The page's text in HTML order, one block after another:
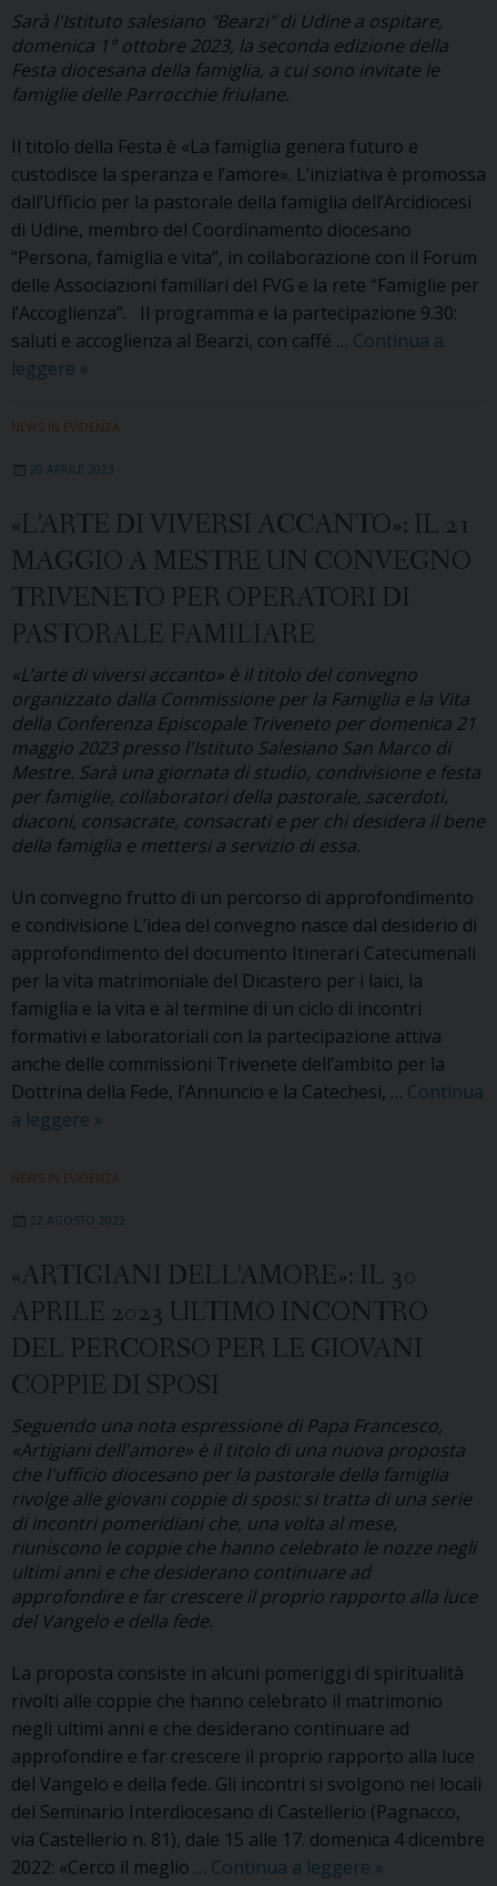
il
sacramento
del
Sarà l'Istituto salesiano "Bearzi" di Udine a ospitare,
domenica 1° ottobre 2023, la seconda edizione della
Festa diocesana della famiglia, a cui sono invitate le
famiglie delle Parrocchie friulane.
Il titolo della Festa è «La famiglia genera futuro e
custodisce la speranza e l’amore». L’iniziativa è promossa
dall’Ufficio per la pastorale della famiglia dell’Arcidiocesi
di Udine, membro del Coordinamento diocesano
“Persona, famiglia e vita”, in collaborazione con il Forum
delle Associazioni familiari del FVG e la rete “Famiglie per
l’Accoglienza”. Il programma e la partecipazione 9.30:
saluti e accoglienza al Bearzi, con caffé … Continua a
leggere Domenica
ottobre
in
torna
la
festa
della
famiglia
»
NEWS IN EVIDENZA
20 APRILE 2023
«L’ARTE DI VIVERSI ACCANTO»: IL 21
MAGGIO A MESTRE UN CONVEGNO
TRIVENETO PER OPERATORI DI
PASTORALE FAMILIARE
«L’arte di viversi accanto» è il titolo del convegno
organizzato dalla Commissione per la Famiglia e la Vita
della Conferenza Episcopale Triveneto per domenica 21
maggio 2023 presso l'Istituto Salesiano San Marco di
Mestre. Sarà una giornata di studio, condivisione e festa
per famiglie, collaboratori della pastorale, sacerdoti,
diaconi, consacrate, consacrati e per chi desidera il bene
della famiglia e mettersi a servizio di essa.
Un convegno frutto di un percorso di approfondimento
e condivisione L’idea del convegno nasce dal desiderio di
approfondimento del documento Itinerari Catecumenali
per la vita matrimoniale del Dicastero per i laici, la
famiglia e la vita e al termine di un ciclo di incontri
formativi e laboratoriali con la partecipazione attiva
anche delle commissioni Trivenete dell’ambito per la
Dottrina della Fede, l’Annuncio e la Catechesi, … Continua
a leggere «L’arte
viversi
il
maggio
a
Mestre
convegno
triveneto
per
operatori
di
pastorale
familiare
»
NEWS IN EVIDENZA
22 AGOSTO 2022
«ARTIGIANI DELL’AMORE»: IL 30
APRILE 2023 ULTIMO INCONTRO
DEL PERCORSO PER LE GIOVANI
COPPIE DI SPOSI
Seguendo una nota espressione di Papa Francesco,
«Artigiani dell'amore» è il titolo di una nuova proposta
che l'ufficio diocesano per la pastorale della famiglia
rivolge alle giovani coppie di sposi: si tratta di una serie
di incontri pomeridiani che, una volta al mese,
riuniscono le coppie che hanno celebrato le nozze negli
ultimi anni e che desiderano continuare ad
approfondire e far crescere il proprio rapporto alla luce
del Vangelo e della fede.
La proposta consiste in alcuni pomeriggi di spiritualità
rivolti alle coppie che hanno celebrato il matrimonio
negli ultimi anni e che desiderano continuare ad
approfondire e far crescere il proprio rapporto alla luce
del Vangelo e della fede. Gli incontri si svolgono nei locali
del Seminario Interdiocesano di Castellerio (Pagnacco,
via Castellerio n. 81), dale 15 alle 17. domenica 4 dicembre
2022: «Cerco il meglio … Continua a leggere «Artigiani
»